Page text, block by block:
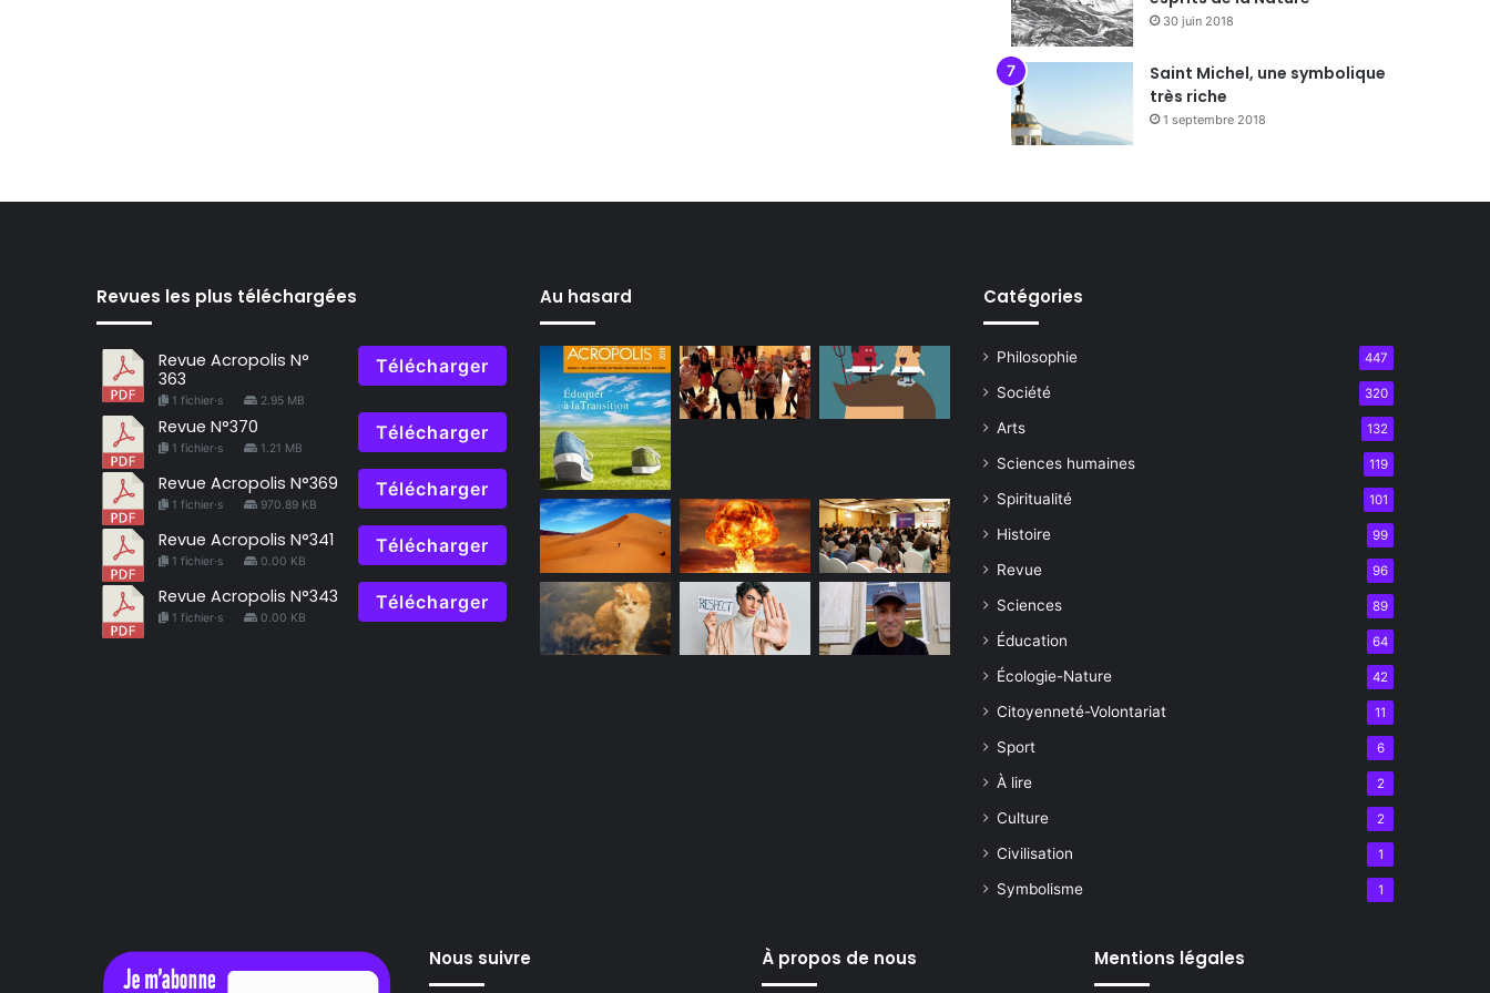
30 juin 2018
Saint Michel, une symbolique
très riche
1 septembre 2018
Revues les plus téléchargées
Revue Acropolis N°
363
1 fichier·s 2.95 MB
Télécharger
Revue N°370
1 fichier·s 1.21 MB
Télécharger
Revue Acropolis N°369
1 fichier·s 970.89 KB
Télécharger
Revue Acropolis N°341
1 fichier·s 0.00 KB
Télécharger
Revue Acropolis N°343
1 fichier·s 0.00 KB
Télécharger
Au hasard Catégories
Philosophie 447
Société 320
Arts 132
Sciences humaines 119
Spiritualité 101
Histoire 99
Revue 96
Sciences 89
Éducation 64
Écologie-Nature 42
Citoyenneté-Volontariat 11
Sport 6
À lire 2
Culture 2
Civilisation 1
Symbolisme 1
Nous suivre À propos de nous Mentions légales